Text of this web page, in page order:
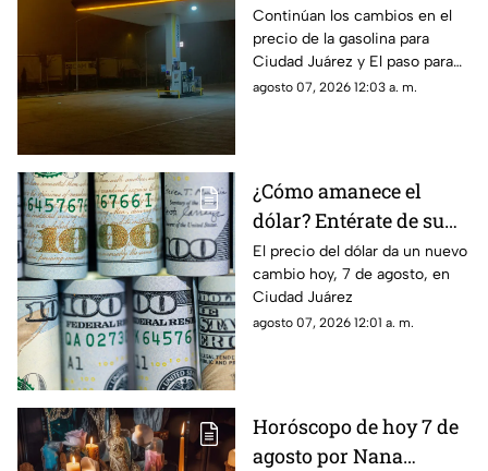
gasolina para Ciudad
Juárez y El Paso
Continúan los cambios en el
precio de la gasolina para
Ciudad Juárez y El paso para
hoy, 7 de agosto
agosto 07, 2026 12:03 a. m.
¿Cómo amanece el
dólar? Entérate de su
precio hoy, 7 de agosto,
en Ciudad Juárez
El precio del dólar da un nuevo
cambio hoy, 7 de agosto, en
Ciudad Juárez
agosto 07, 2026 12:01 a. m.
Horóscopo de hoy 7 de
agosto por Nana